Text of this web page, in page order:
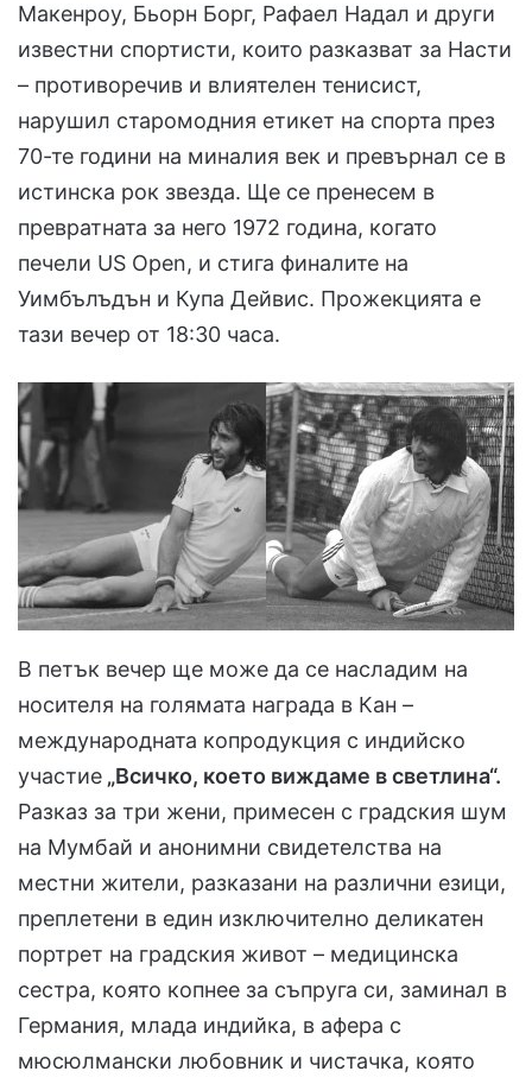
Макенроу, Бьорн Борг, Рафаел Надал и други
известни спортисти, които разказват за Насти
– противоречив и влиятелен тенисист,
нарушил старомодния етикет на спорта през
70-те години на миналия век и превърнал се в
истинска рок звезда. Ще се пренесем в
превратната за него 1972 година, когато
печели US Open, и стига финалите на
Уимбълъдън и Купа Дейвис. Прожекцията е
тази вечер от 18:30 часа.
В петък вечер ще може да се насладим на
носителя на голямата награда в Кан –
международната копродукция с индийско
участие „Всичко, което виждаме в светлина“.
Разказ за три жени, примесен с градския шум
на Мумбай и анонимни свидетелства на
местни жители, разказани на различни езици,
преплетени в един изключително деликатен
портрет на градския живот – медицинска
сестра, която копнее за съпруга си, заминал в
Германия, млада индийка, в афера с
мюсюлмански любовник и чистачка, която